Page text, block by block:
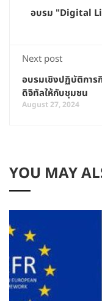
อบรม "Digital
Next post
อบรมเชิงปฏิบัติการ
ดิจิทัลให้กับชุมชน
August 27, 2024
YOU MAY